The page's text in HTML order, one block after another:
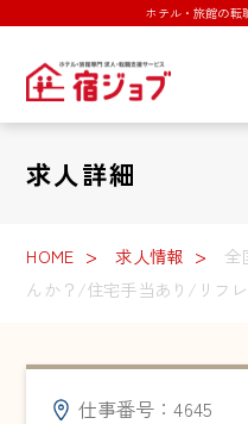
ホテル・旅館の転
求人詳細
HOME 求人情報
全
んか？/住宅手当あり/リフレ
仕事番号：4645